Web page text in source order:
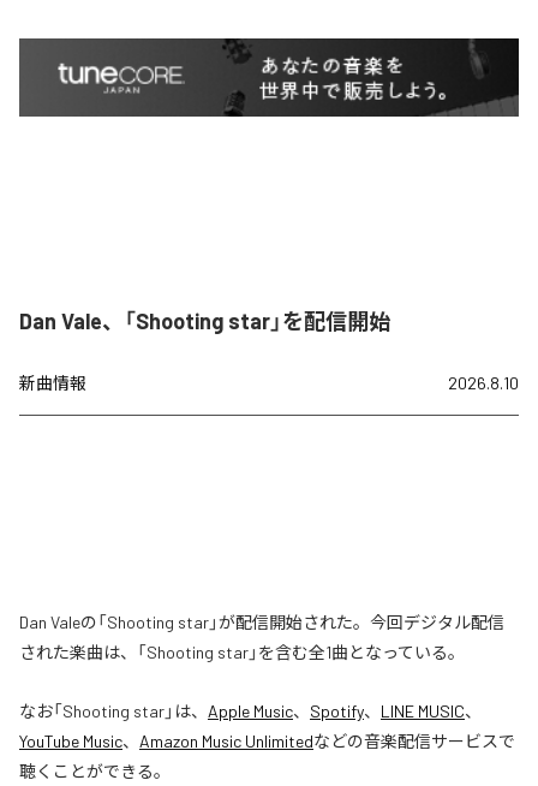
Dan Vale、「Shooting star」を配信開始
新曲情報 2026.8.10
Dan Valeの「Shooting star」が配信開始された。今回デジタル配信
された楽曲は、「Shooting star」を含む全1曲となっている。
なお「Shooting star」は、 Apple Music、 Spotify、 LINE MUSIC、
YouTube Music、 Amazon Music Unlimitedなどの音楽配信サービスで
聴くことができる。